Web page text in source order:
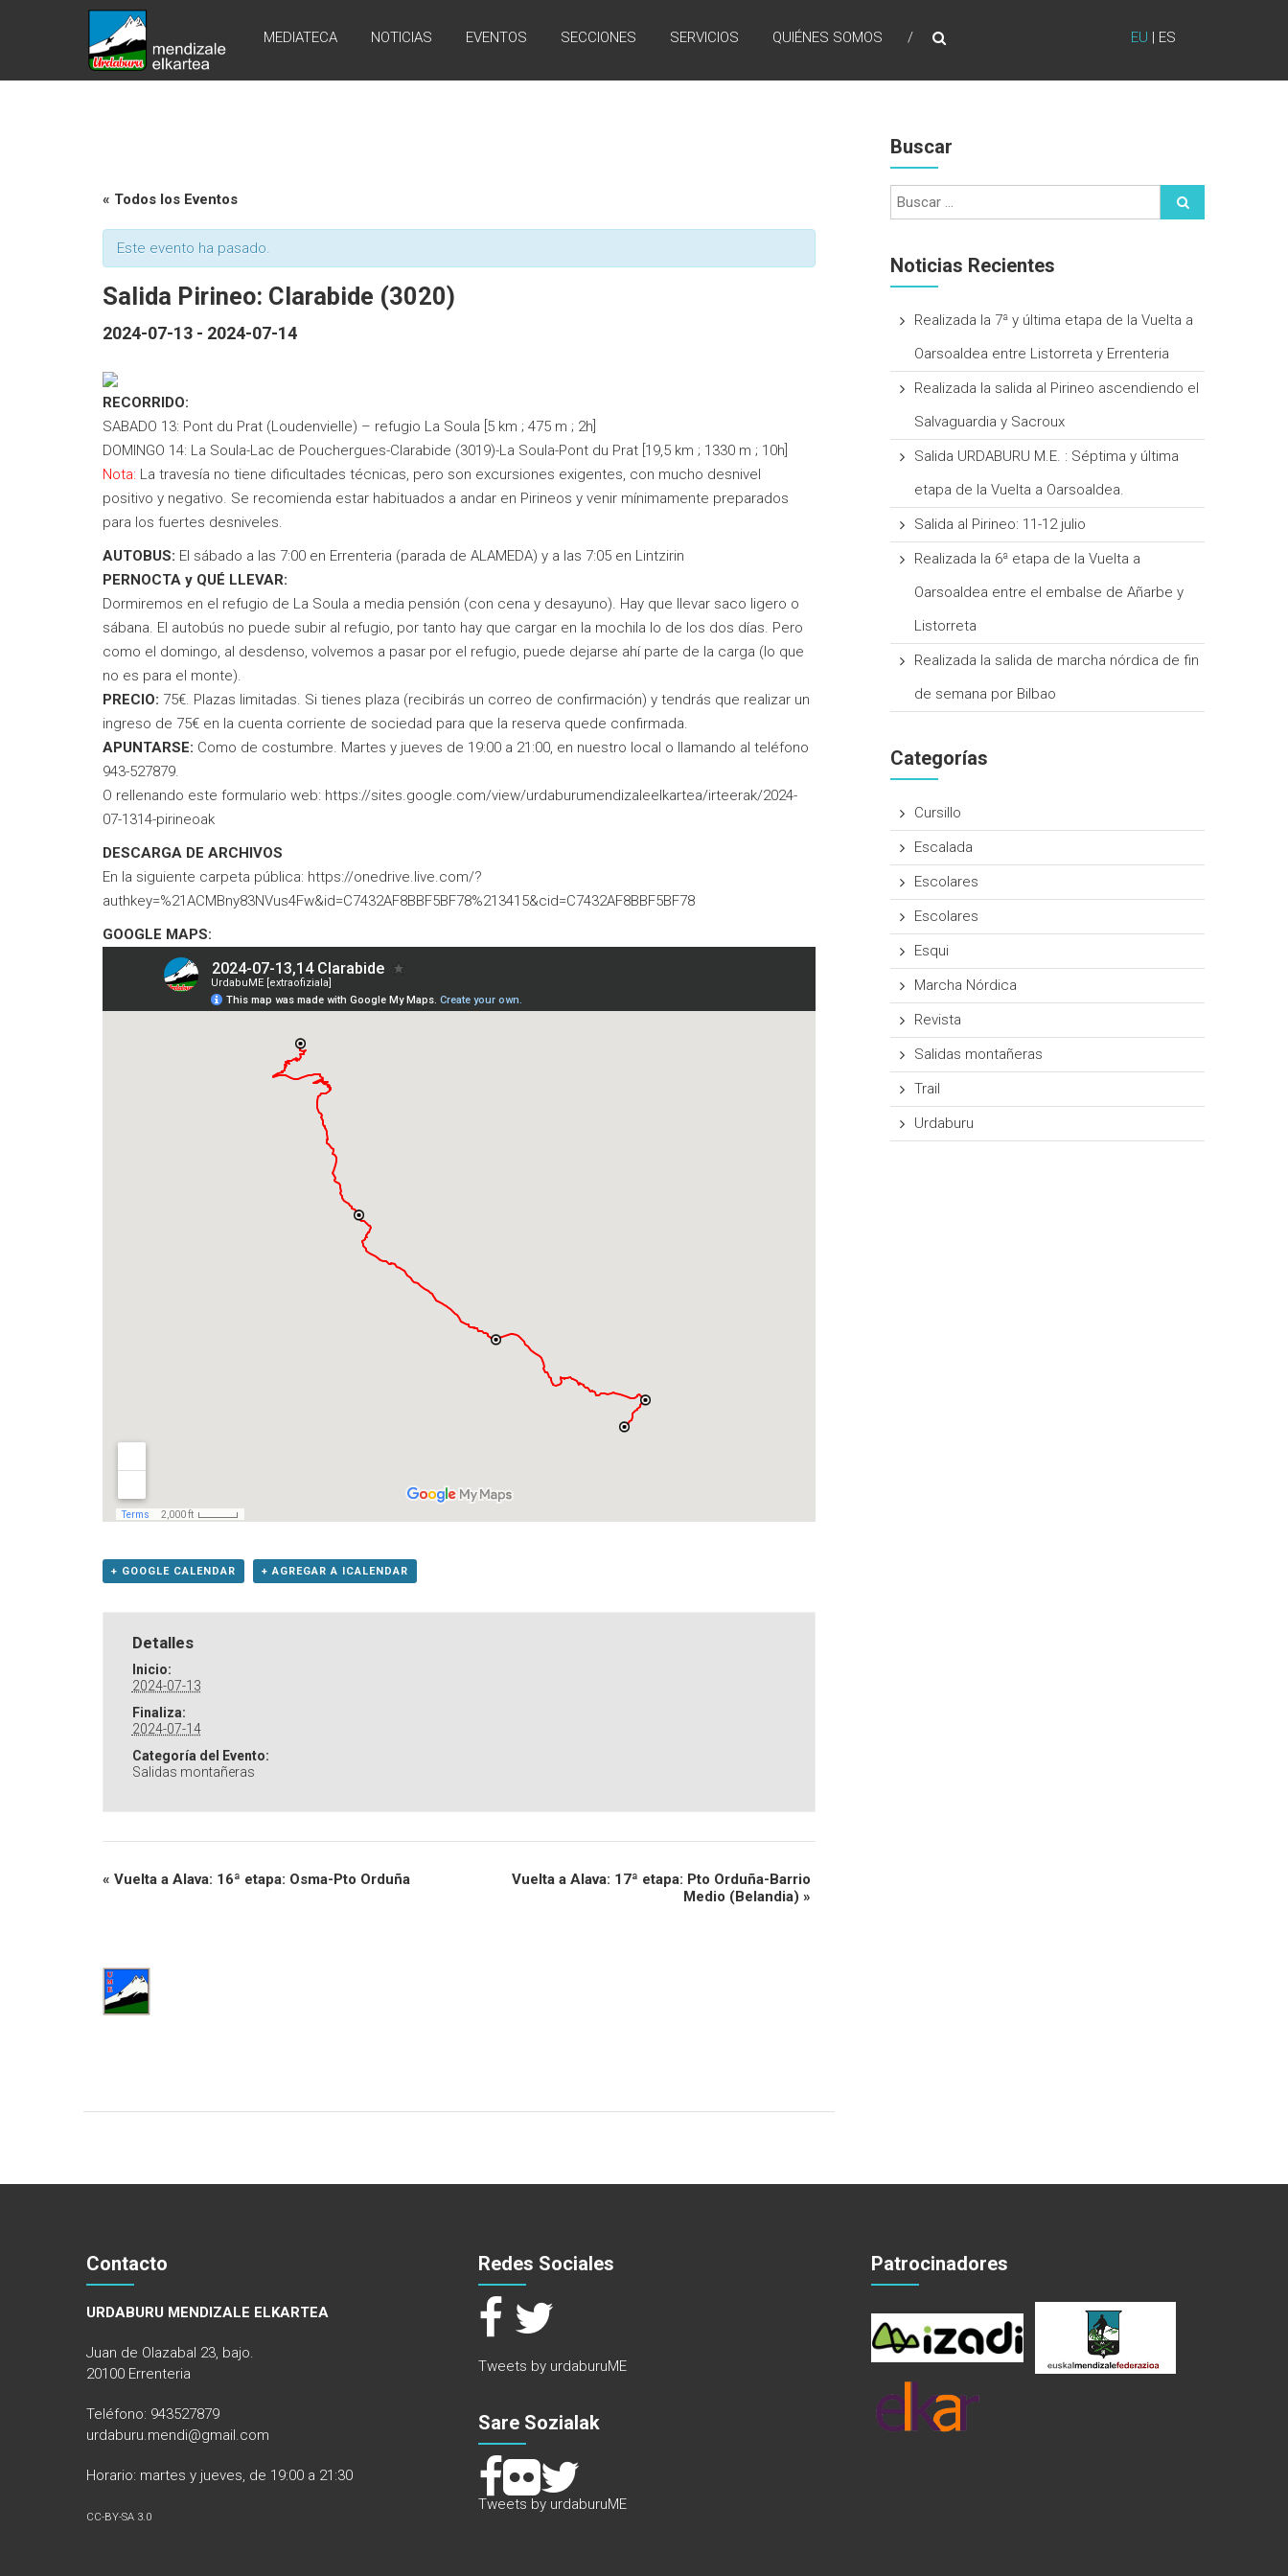
EU | ES
URDABURU
Grupo
MEDIATECA NOTICIAS EVENTOS SECCIONES SERVICIOS QUIÉNES SOMOS
« Todos los Eventos
Este evento ha pasado.
Salida Pirineo: Clarabide (3020)
2024-07-13 - 2024-07-14
RECORRIDO:
SABADO 13: Pont du Prat (Loudenvielle) – refugio La Soula [5 km ; 475 m ; 2h]
DOMINGO 14: La Soula-Lac de Pouchergues-Clarabide (3019)-La Soula-Pont du Prat [19,5 km ; 1330 m ; 10h]
Nota: La travesía no tiene dificultades técnicas, pero son excursiones exigentes, con mucho desnivel
positivo y negativo. Se recomienda estar habituados a andar en Pirineos y venir mínimamente preparados
para los fuertes desniveles.
AUTOBUS: El sábado a las 7:00 en Errenteria (parada de ALAMEDA) y a las 7:05 en Lintzirin
PERNOCTA y QUÉ LLEVAR:
Dormiremos en el refugio de La Soula a media pensión (con cena y desayuno). Hay que llevar saco ligero o
sábana. El autobús no puede subir al refugio, por tanto hay que cargar en la mochila lo de los dos días. Pero
como el domingo, al desdenso, volvemos a pasar por el refugio, puede dejarse ahí parte de la carga (lo que
no es para el monte).
PRECIO: 75€. Plazas limitadas. Si tienes plaza (recibirás un correo de confirmación) y tendrás que realizar un
ingreso de 75€ en la cuenta corriente de sociedad para que la reserva quede confirmada.
APUNTARSE: Como de costumbre. Martes y jueves de 19:00 a 21:00, en nuestro local o llamando al teléfono
943-527879.
O rellenando este formulario web: https://sites.google.com/view/urdaburumendizaleelkartea/irteerak/2024-
07-1314-pirineoak
DESCARGA DE ARCHIVOS
En la siguiente carpeta pública: https://onedrive.live.com/?
authkey=%21ACMBny83NVus4Fw&id=C7432AF8BBF5BF78%213415&cid=C7432AF8BBF5BF78
GOOGLE MAPS:
+ GOOGLE CALENDAR + AGREGAR A ICALENDAR
Detalles
Inicio:
2024-07-13
Finaliza:
2024-07-14
Categoría del Evento:
Salidas montañeras
« Vuelta a Alava: 16ª etapa: Osma-Pto Orduña
Vuelta a Alava: 17ª etapa: Pto Orduña-Barrio
Medio (Belandia) »
Buscar
Noticias Recientes
Realizada la 7ª y última etapa de la Vuelta a
Oarsoaldea entre Listorreta y Errenteria
Realizada la salida al Pirineo ascendiendo el
Salvaguardia y Sacroux
Salida URDABURU M.E. : Séptima y última
etapa de la Vuelta a Oarsoaldea.
Salida al Pirineo: 11-12 julio
Realizada la 6ª etapa de la Vuelta a
Oarsoaldea entre el embalse de Añarbe y
Listorreta
Realizada la salida de marcha nórdica de fin
de semana por Bilbao
Categorías
Cursillo
Escalada
Escolares
Escolares
Esqui
Marcha Nórdica
Revista
Salidas montañeras
Trail
Urdaburu
Contacto
URDABURU MENDIZALE ELKARTEA
Juan de Olazabal 23, bajo.
20100 Errenteria
Teléfono: 943527879
urdaburu.mendi@gmail.com
Horario: martes y jueves, de 19:00 a 21:30
CC-BY-SA 3.0
Redes Sociales
Tweets by urdaburuME
Sare Sozialak
Tweets by urdaburuME
Patrocinadores